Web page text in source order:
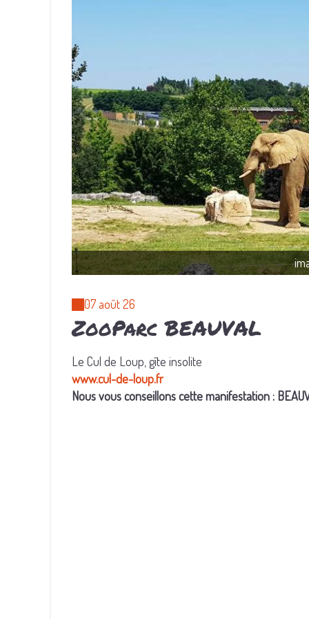
07 août 26
ZooParc BEAUVAL
Le Cul de Loup, gîte insolite
www.cul-de-loup.fr
Nous vous conseillons cette manifestation :